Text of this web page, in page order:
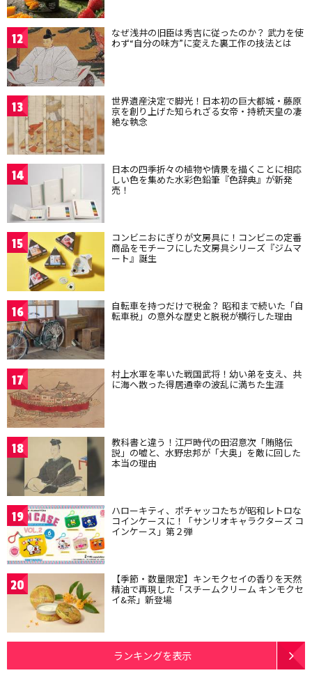
12 なぜ浅井の旧臣は秀吉に従ったのか？ 武力を使
わず“自分の味方”に変えた裏工作の技法とは
13 世界遺産決定で脚光！日本初の巨大都城・藤原
京を創り上げた知られざる女帝・持統天皇の凄
絶な執念
14 日本の四季折々の植物や情景を描くことに相応
しい色を集めた水彩色鉛筆『色辞典』が新発
売！
15 コンビニおにぎりが文房具に！コンビニの定番
商品をモチーフにした文房具シリーズ『ジムマ
ート』誕生
16 自転車を持つだけで税金？ 昭和まで続いた「自
転車税」の意外な歴史と脱税が横行した理由
17 村上水軍を率いた戦国武将！幼い弟を支え、共
に海へ散った得居通幸の波乱に満ちた生涯
18 教科書と違う！江戸時代の田沼意次「賄賂伝
説」の嘘と、水野忠邦が「大奥」を敵に回した
本当の理由
19 ハローキティ、ポチャッコたちが昭和レトロな
コインケースに！「サンリオキャラクターズ コ
インケース」第２弾
20 【季節・数量限定】キンモクセイの香りを天然
精油で再現した「スチームクリーム キンモクセ
イ&茶」新登場
ランキングを表示